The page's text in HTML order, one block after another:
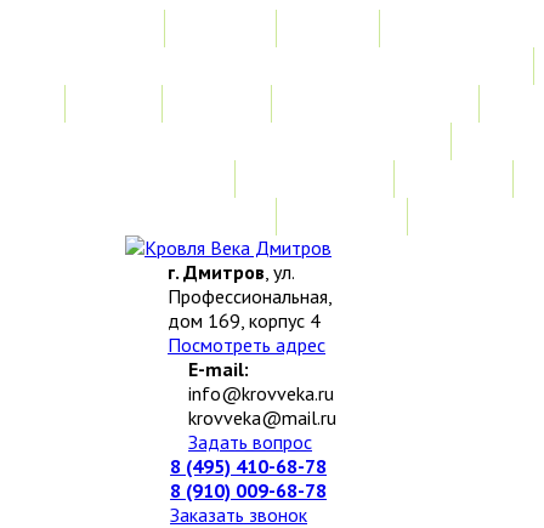
г. Дмитров, ул.
Профессиональная,
дом 169, корпус 4
Посмотреть адрес
E-mail:
info@krovveka.ru
krovveka@mail.ru
Задать вопрос
8 (495) 410-68-78
8 (910) 009-68-78
Заказать звонок